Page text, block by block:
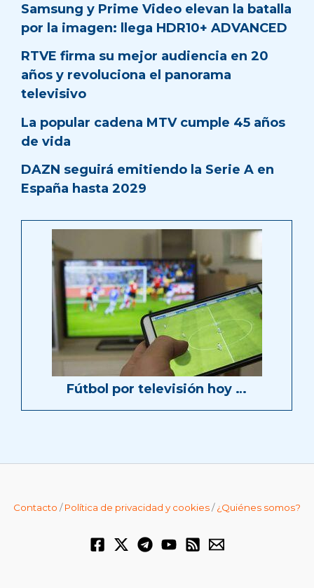
Samsung y Prime Video elevan la batalla
por la imagen: llega HDR10+ ADVANCED
RTVE firma su mejor audiencia en 20
años y revoluciona el panorama
televisivo
La popular cadena MTV cumple 45 años
de vida
DAZN seguirá emitiendo la Serie A en
España hasta 2029
Fútbol por televisión hoy …
Contacto /Política de privacidad y cookies/¿Quiénes somos?